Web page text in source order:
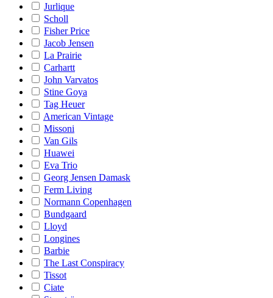
Jurlique
Scholl
Fisher Price
Jacob Jensen
La Prairie
Carhartt
John Varvatos
Stine Goya
Tag Heuer
American Vintage
Missoni
Van Gils
Huawei
Eva Trio
Georg Jensen Damask
Ferm Living
Normann Copenhagen
Bundgaard
Lloyd
Longines
Barbie
The Last Conspiracy
Tissot
Ciate